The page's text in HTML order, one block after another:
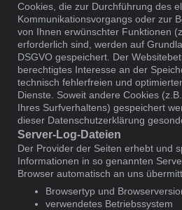
Cookies, die zur Durchführung des
Kommunikationsvorgangs oder zur
von Ihnen erwünschter Funktionen
erforderlich sind, werden auf
DSGVO gespeichert. Der
berechtigtes Interesse an der
technisch fehlerfreien und
Dienste. Soweit andere Cookies
Ihres Surfverhaltens) gespeichert
dieser Datenschutzerklärung
Server-Log-Dateien
Der Provider der Seiten erhebt und
Informationen in so genannten
Browser automatisch an uns
Browsertyp und
verwendetes Betriebssystem